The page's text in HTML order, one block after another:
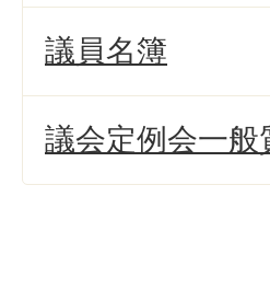
議員名簿
議会定例会一般